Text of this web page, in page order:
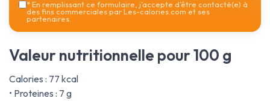
*En remplissant ce formulaire, j’accepte d’être contacté(e) à
des fins commerciales par Les-calories.com et ses
partenaires.
Valeur nutritionnelle pour 100 g
Calories : 77 kcal
• Proteines : 7 g